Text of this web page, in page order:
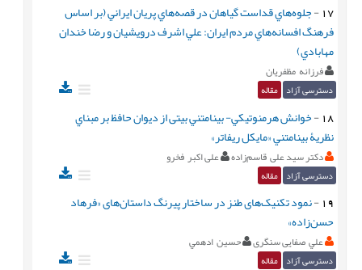
17
-جلوه‌هاي قداست گياهان در قصه‌هاي پريان ايراني (بر اساس
فرهنگ افسانه‌هاي مردم ايران: علي اشرف درويشيان و رضا خندان
مهابادي)
فرزانه مظفريان
دسترسی آزاد مقاله
18
-خوانش هرمنوتيكي- بينامتني بیتی از دیوان حافظ بر مبناي
نظريۀ بينامتني «مايكل ريفاتر»
دکتر سید علی قاسم‌زاده علی اکبر فخرو
دسترسی آزاد مقاله
19
-نمود تکنیک‌های طنز در ساختار پیرنگ داستان‌های «فرهاد
حسن‌زاده»
علي صفایی‌ سنگری حسين ادهمي
دسترسی آزاد مقاله